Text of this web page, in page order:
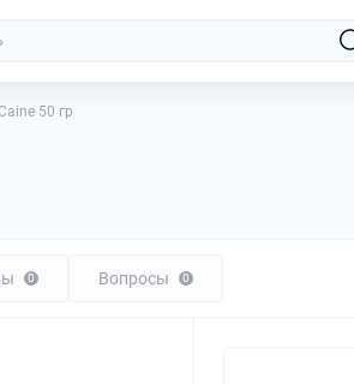
50 гр
0 Вопросы 0